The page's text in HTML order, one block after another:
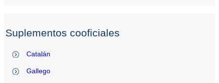
Suplementos cooficiales
Catalán
Gallego